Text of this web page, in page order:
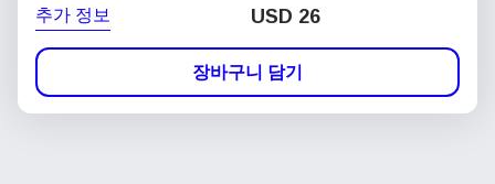
추가 정보 USD 26
장바구니 담기